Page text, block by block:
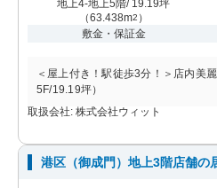
地上4-地上5階/ 19.19坪
（63.438m2 ）
敷金・保証金
＜屋上付き！駅徒歩3分！＞店内美
5F/19.19坪）
取扱会社: 株式会社ウィット
港区（御成門）地上3階店舗の